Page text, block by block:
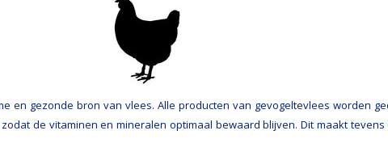
en gezonde bron van vlees. Alle producten van gevogeltevlees worden
de vitaminen en mineralen optimaal bewaard blijven. Dit maakt tevens